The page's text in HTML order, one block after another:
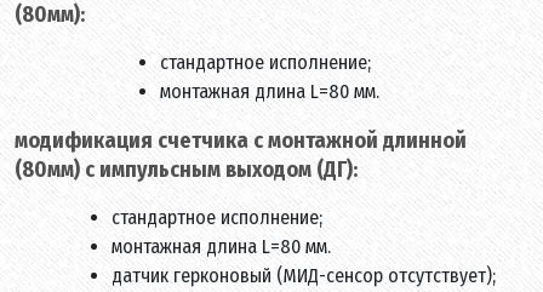
(80мм):
стандартное исполнение;
монтажная длина L=80 мм.
модификация счетчика с монтажной длинной
(80мм) с импульсным выходом (ДГ):
стандартное исполнение;
монтажная длина L=80 мм.
датчик герконовый (МИД-сенсор отсутствует);